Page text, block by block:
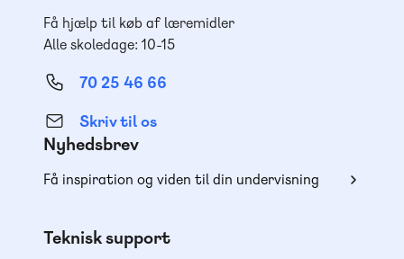
Få hjælp til køb af læremidler
Alle skoledage: 10-15
70 25 46 66
Skriv til os
Nyhedsbrev
Få inspiration og viden til din undervisning
Teknisk support